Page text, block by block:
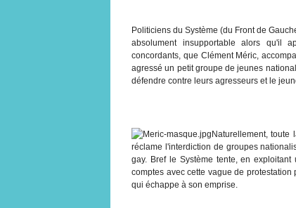
Politiciens du Système (du Front de
absolument insupportable alors qu'il
concordants, que Clément Méric,
agressé un petit groupe de jeunes
défendre contre leurs agresseurs et le
Naturellement, toute
réclame l'interdiction de groupes
gay. Bref le Système tente, en
comptes avec cette vague de
qui échappe à son emprise.